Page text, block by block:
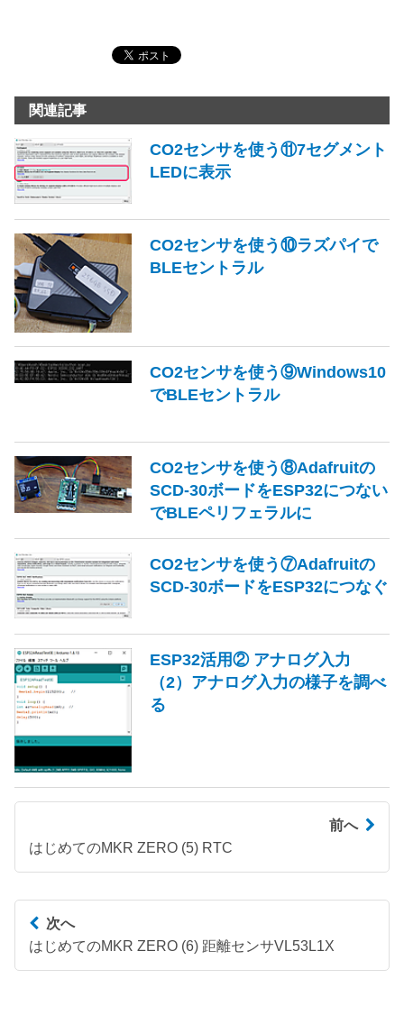
関連記事
CO2センサを使う⑪7セグメント
LEDに表示
CO2センサを使う⑩ラズパイで
BLEセントラル
CO2センサを使う⑨Windows10
でBLEセントラル
CO2センサを使う⑧Adafruitの
SCD-30ボードをESP32につない
でBLEペリフェラルに
CO2センサを使う⑦Adafruitの
SCD-30ボードをESP32につなぐ
ESP32活用② アナログ入力
（2）アナログ入力の様子を調べ
る
前へ
はじめてのMKR ZERO (5) RTC
次へ
はじめてのMKR ZERO (6) 距離センサVL53L1X